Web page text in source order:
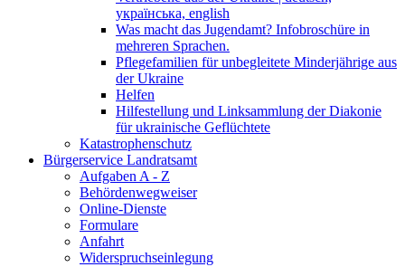
українська, english
Was macht das Jugendamt? Infobroschüre in
mehreren Sprachen.
Pflegefamilien für unbegleitete Minderjährige aus
der Ukraine
Helfen
Hilfestellung und Linksammlung der Diakonie
für ukrainische Geflüchtete
Katastrophenschutz
Bürgerservice Landratsamt
Aufgaben A - Z
Behördenwegweiser
Online-Dienste
Formulare
Anfahrt
Widerspruchseinlegung